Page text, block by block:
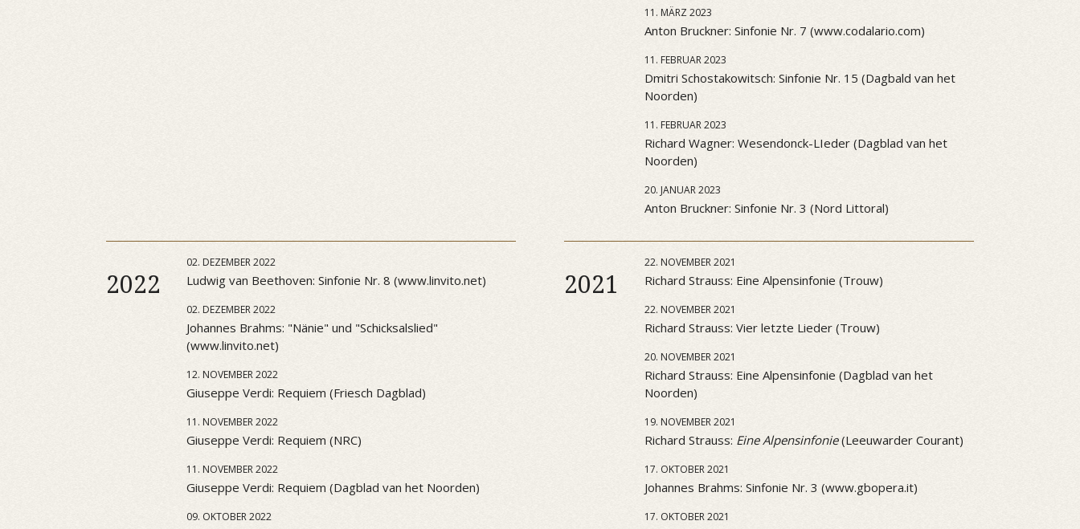
11. MÄRZ 2023
Anton Bruckner: Sinfonie Nr. 7 (www.codalario.com)
11. FEBRUAR 2023
Dmitri Schostakowitsch: Sinfonie Nr. 15 (Dagbald van het
Noorden)
11. FEBRUAR 2023
Richard Wagner: Wesendonck-LIeder (Dagblad van het
Noorden)
20. JANUAR 2023
Anton Bruckner: Sinfonie Nr. 3 (Nord Littoral)
2022
02. DEZEMBER 2022
Ludwig van Beethoven: Sinfonie Nr. 8 (www.linvito.net)
02. DEZEMBER 2022
Johannes Brahms: "Nänie" und "Schicksalslied"
(www.linvito.net)
12. NOVEMBER 2022
Giuseppe Verdi: Requiem (Friesch Dagblad)
11. NOVEMBER 2022
Giuseppe Verdi: Requiem (NRC)
11. NOVEMBER 2022
Giuseppe Verdi: Requiem (Dagblad van het Noorden)
09. OKTOBER 2022
2021
22. NOVEMBER 2021
Richard Strauss: Eine Alpensinfonie (Trouw)
22. NOVEMBER 2021
Richard Strauss: Vier letzte Lieder (Trouw)
20. NOVEMBER 2021
Richard Strauss: Eine Alpensinfonie (Dagblad van het
Noorden)
19. NOVEMBER 2021
Richard Strauss: Eine Alpensinfonie(Leeuwarder Courant)
17. OKTOBER 2021
Johannes Brahms: Sinfonie Nr. 3 (www.gbopera.it)
17. OKTOBER 2021